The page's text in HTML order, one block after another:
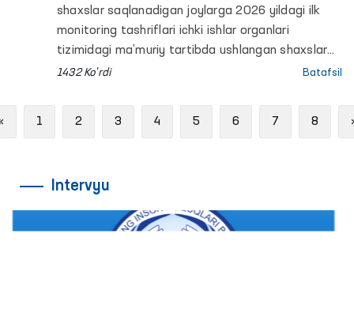
shaxslar saqlanadigan joylarga 2026 yildagi ilk
monitoring tashriflari ichki ishlar organlari
tizimidagi ma’muriy tartibda ushlangan shaxslar
saqlanadigan muassasalardan boshlandi.
1432 Ko'rdi Batafsil
Previous
1 2 3 4 5 6 7 8
Intervyu